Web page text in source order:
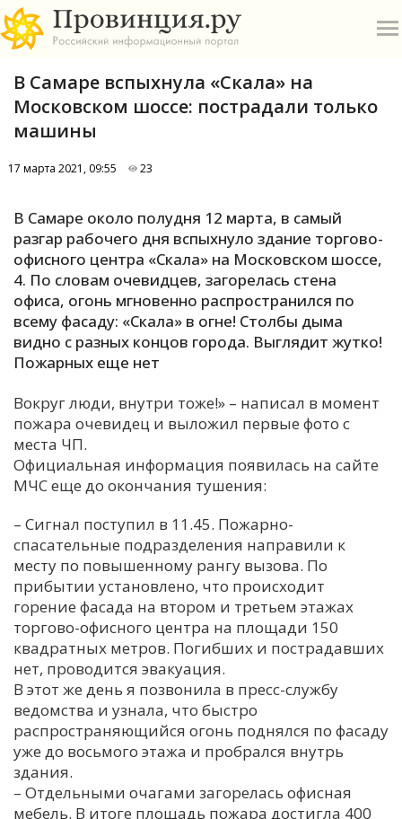
А
Б
В
К
М
Н
П
С
Т
У
В Самаре вспыхнула «Скала» на
Московском шоссе: пострадали только
машины
17 марта 2021, 09:55 23
В Самаре около полудня 12 марта, в самый
разгар рабочего дня вспыхнуло здание торгово-
офисного центра «Скала» на Московском шоссе,
4. По словам очевидцев, загорелась стена
офиса, огонь мгновенно распространился по
всему фасаду: «Скала» в огне! Столбы дыма
видно с разных концов города. Выглядит жутко!
Пожарных еще нет
Вокруг люди, внутри тоже!» – написал в момент
пожара очевидец и выложил первые фото с
места ЧП.
Официальная информация появилась на сайте
МЧС еще до окончания тушения:
– Сигнал поступил в 11.45. Пожарно-
спасательные подразделения направили к
месту по повышенному рангу вызова. По
прибытии установлено, что происходит
горение фасада на втором и третьем этажах
торгово-офисного центра на площади 150
квадратных метров. Погибших и пострадавших
нет, проводится эвакуация.
В этот же день я позвонила в пресс-службу
ведомства и узнала, что быстро
распространяющийся огонь поднялся по фасаду
уже до восьмого этажа и пробрался внутрь
здания.
– Отдельными очагами загорелась офисная
мебель. В итоге площадь пожара достигла 400